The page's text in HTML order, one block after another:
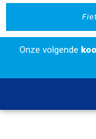
Onze volgende